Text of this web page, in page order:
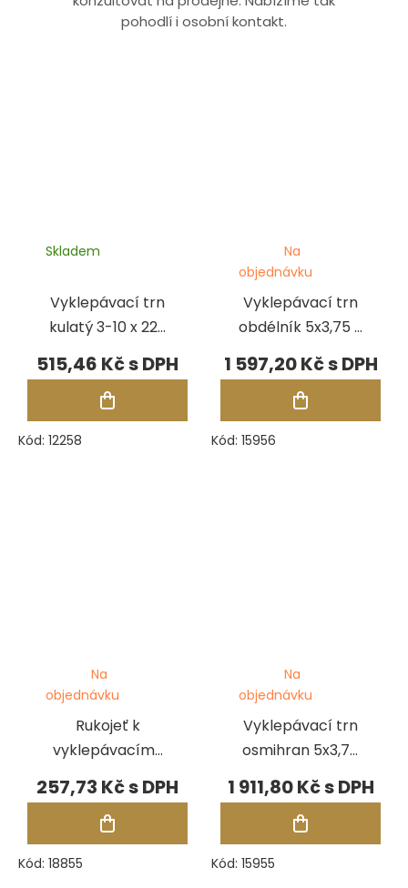
pohodlí i osobní kontakt.
Vyklepávací trn
kulatý 3-10 x 220
mm
Skladem
515,46 Kč
Kód: 12258
Vyklepávací trn
obdélník 5x3,75 -
15x11,25 x 280 mm
Na
objednávku
1 597,20 Kč
Kód: 15956
Rukojeť k
vyklepávacímu
trnu
Na
objednávku
257,73 Kč
Kód: 18855
Vyklepávací trn
osmihran 5x3,75
- 15x11,25 x 280
mm
Na
objednávku
1 911,80 Kč
Kód: 15955